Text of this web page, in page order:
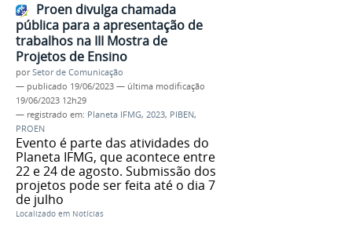
Proen divulga chamada
pública para a apresentação de
trabalhos na III Mostra de
Projetos de Ensino
porSetor de Comunicação
— publicado 19/06/2023 — última modificação
19/06/2023 12h29
— registrado em: Planeta IFMG, 2023, PIBEN,
PROEN
Evento é parte das atividades do
Planeta IFMG, que acontece entre
22 e 24 de agosto. Submissão dos
projetos pode ser feita até o dia 7
de julho
Localizado em Notícias